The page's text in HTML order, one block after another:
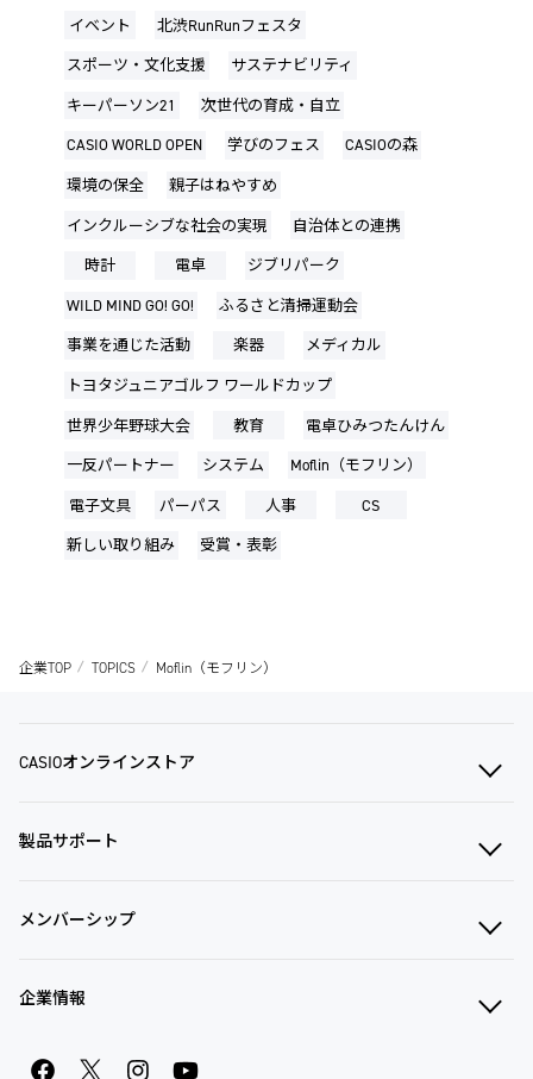
イベント
北渋RunRunフェスタ
スポーツ・文化支援
サステナビリティ
キーパーソン21
次世代の育成・自立
CASIO WORLD OPEN
学びのフェス
CASIOの森
環境の保全
親子はねやすめ
インクルーシブな社会の実現
自治体との連携
時計
電卓
ジブリパーク
WILD MIND GO! GO!
ふるさと清掃運動会
事業を通じた活動
楽器
メディカル
トヨタジュニアゴルフ ワールドカップ
世界少年野球大会
教育
電卓ひみつたんけん
一反パートナー
システム
Moflin（モフリン）
電子文具
パーパス 人事
CS
新しい取り組み
受賞・表彰
企業TOP TOPICS Moflin（モフリン）
CASIOオンラインストア
製品サポート
メンバーシップ
企業情報